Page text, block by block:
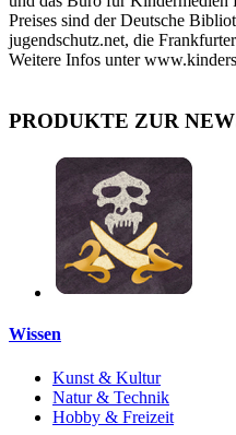
Preises sind der Deutsche
jugendschutz.net, die
Weitere Infos unter
PRODUKTE ZUR
Wissen
Kunst & Kultur
Natur & Technik
Hobby & Freizeit